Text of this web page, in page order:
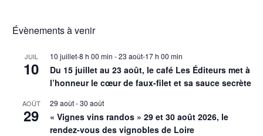
Évènements à venir
JUIL
10
10 juillet-8 h 00 min -23 août-17 h 00 min
Du 15 juillet au 23 août, le café Les Éditeurs met à
l’honneur le cœur de faux-filet et sa sauce secrète
AOÛT
29
29 août-30 août
« Vignes vins randos » 29 et 30 août 2026, le
rendez-vous des vignobles de Loire